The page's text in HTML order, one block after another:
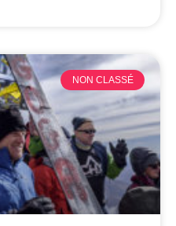
NON CLASSÉ